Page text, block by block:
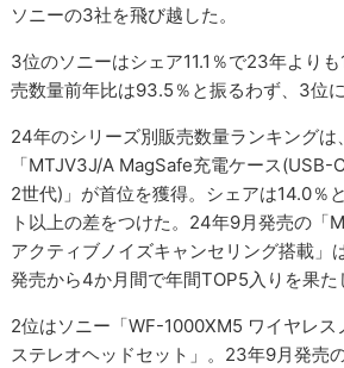
ソニーの3社を飛び越した。
3位のソニーはシェア11.1％で23年より
売数量前年比は93.5％と振るわず、3位に
24年のシリーズ別販売数量ランキングは
「MTJV3J/A MagSafe充電ケース
2世代)」が首位を獲得。シェアは14.0％
ト以上の差をつけた。24年9月発売の「
アクティブノイズキャンセリング搭載」
発売から4か月間で年間TOP5入りを果た
2位はソニー「WF-1000XM5 ワイヤレス
ステレオヘッドセット」。23年9月発売